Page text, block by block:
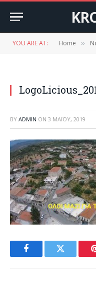
YOU ARE AT: Home »
BY ADMIN ON 3 ΜΑΪ́ΟΥ, 2019
FacebookTwitter